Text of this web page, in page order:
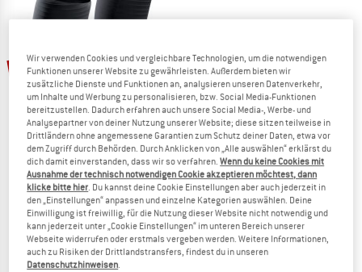
25%
SALOMON
S/Lab Salomon Ultra
Beinlinge
CHF 54.95CHF 41.21
(0)
Wir verwenden Cookies und vergleichbare Technologien, um die notwendigen
Funktionen unserer Website zu gewährleisten. Außerdem bieten wir
zusätzliche Dienste und Funktionen an, analysieren unseren Datenverkehr,
um Inhalte und Werbung zu personalisieren, bzw. Social Media-Funktionen
bereitzustellen. Dadurch erfahren auch unsere Social Media-, Werbe- und
Analysepartner von deiner Nutzung unserer Website; diese sitzen teilweise in
Drittländern ohne angemessene Garantien zum Schutz deiner Daten, etwa vor
dem Zugriff durch Behörden. Durch Anklicken von „Alle auswählen“ erklärst du
dich damit einverstanden, dass wir so verfahren.Wenn du keine Cookies mit
Ausnahme der technisch notwendigen Cookie akzeptieren möchtest, dann
klicke bitte hier. Du kannst deine Cookie Einstellungen aber auch jederzeit in
den „Einstellungen“ anpassen und einzelne Kategorien auswählen. Deine
Einwilligung ist freiwillig, für die Nutzung dieser Website nicht notwendig und
kann jederzeit unter „Cookie Einstellungen“ im unteren Bereich unserer
Webseite widerrufen oder erstmals vergeben werden. Weitere Informationen,
auch zu Risiken der Drittlandstransfers, findest du in unseren
Datenschutzhinweisen.